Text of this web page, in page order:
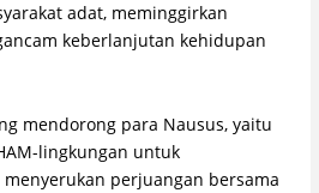
adat, meminggirkan
keberlanjutan kehidupan
mendorong para Nausus, yaitu
lingkungan untuk
perjuangan bersama